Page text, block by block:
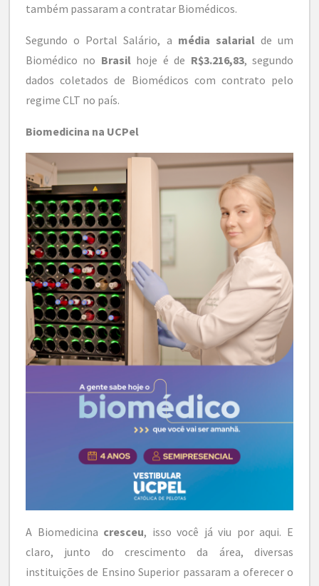
também passaram a contratar Biomédicos.
Segundo o Portal Salário, a média salarial de um
Biomédico no Brasil hoje é de R$3.216,83, segundo
dados coletados de Biomédicos com contrato pelo
regime CLT no país.
Biomedicina na UCPel
A Biomedicina cresceu, isso você já viu por aqui. E
claro, junto do crescimento da área, diversas
instituições de Ensino Superior passaram a oferecer o